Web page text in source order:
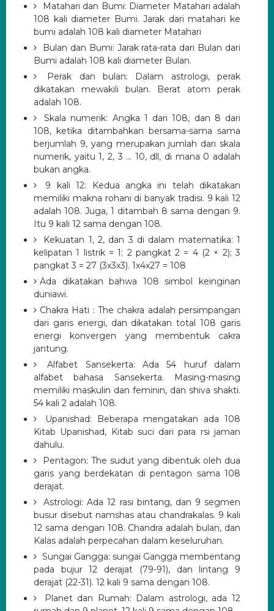
Matahari dan Bumi: Diameter Matahari adalah
108 kali diameter Bumi. Jarak dari matahari ke
bumi adalah 108 kali diameter Matahari
Bulan dan Bumi: Jarak rata-rata dari Bulan dari
Bumi adalah 108 kali diameter Bulan.
Perak dan bulan: Dalam astrologi, perak
dikatakan mewakili bulan.
Berat atom perak
adalah 108.
Skala numerik: Angka 1 dari 108, dan 8 dari
108, ketika ditambahkan bersama-sama sama
berjumlah 9, yang merupakan jumlah dari skala
numerik, yaitu 1, 2, 3 ... 10, dll, di mana 0 adalah
bukan angka.
9 kali 12: Kedua angka ini telah dikatakan
memiliki makna rohani di banyak tradisi. 9 kali 12
adalah 108. Juga, 1 ditambah 8 sama dengan 9.
Itu 9 kali 12 sama dengan 108.
Kekuatan 1, 2, dan 3 di dalam matematika: 1
kelipatan 1 listrik = 1; 2 pangkat 2 = 4 (2 × 2); 3
pangkat 3 = 27 (3x3x3). 1x4x27 = 108
Ada dikatakan bahwa 108 simbol keinginan
duniawi.
Chakra Hati : The chakra adalah persimpangan
dari garis energi, dan dikatakan total 108 garis
energi konvergen yang membentuk cakra
jantung.
Alfabet Sansekerta: Ada 54 huruf dalam
alfabet bahasa Sansekerta.
Masing-masing
memiliki maskulin dan feminin, dan shiva shakti.
54 kali 2 adalah 108.
Upanishad: Beberapa mengatakan ada 108
Kitab Upanishad, Kitab suci dari para rsi jaman
dahulu.
Pentagon: The sudut yang dibentuk oleh dua
garis yang berdekatan di pentagon sama 108
derajat.
Astrologi: Ada 12 rasi bintang, dan 9 segmen
busur disebut namshas atau chandrakalas. 9 kali
12 sama dengan 108. Chandra adalah bulan, dan
Kalas adalah perpecahan dalam keseluruhan.
Sungai Gangga: sungai Gangga membentang
pada bujur 12 derajat (79-91), dan lintang 9
derajat (22-31). 12 kali 9 sama dengan 108.
Planet dan Rumah: Dalam astrologi, ada 12